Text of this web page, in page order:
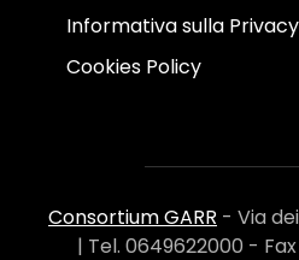
Informativa sulla Privacy
Cookies Policy
Consortium GARR - Via
| Tel. 0649622000 -